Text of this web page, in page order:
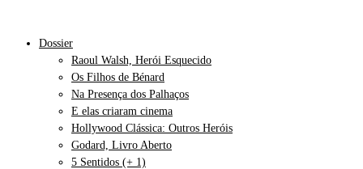
Dossier
Raoul Walsh, Herói Esquecido
Os Filhos de Bénard
Na Presença dos Palhaços
E elas criaram cinema
Hollywood Clássica: Outros Heróis
Godard, Livro Aberto
5 Sentidos (+ 1)